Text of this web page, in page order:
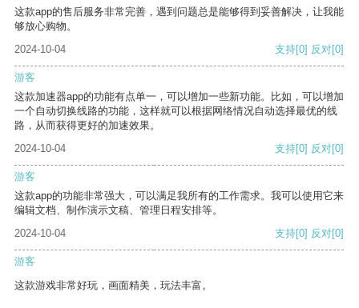
这款app的售后服务非常完善，遇到问题总是能够得到妥善解决，让我能
够放心购物。
2024-10-04
支持[0] 反对[0]
游客
这款加速器app的功能有点单一，可以增加一些新功能。比如，可以增加
一个自动切换线路的功能，这样就可以根据网络情况自动选择最优的线
路，从而获得更好的加速效果。
2024-10-04
支持[0] 反对[0]
游客
这款app的功能非常强大，可以满足我所有的工作需求。我可以使用它来
编辑文档、制作演示文稿、管理日程安排等。
2024-10-04
支持[0] 反对[0]
游客
这款游戏非常好玩，画面精美，玩法丰富。